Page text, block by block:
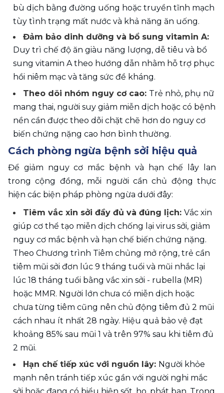
bù dịch bằng đường uống hoặc truyền tĩnh mạch
tùy tình trạng mất nước và khả năng ăn uống.
Duy trì chế độ ăn giàu năng lượng, dễ tiêu và bổ
sung vitamin A theo hướng dẫn nhằm hỗ trợ phục
hồi niêm mạc và tăng sức đề kháng.
Theo dõi nhóm nguy cơ cao: Trẻ nhỏ, phụ nữ
mang thai, người suy giảm miễn dịch hoặc có bệnh
nền cần được theo dõi chặt chẽ hơn do nguy cơ
biến chứng nặng cao hơn bình thường.
Cách phòng ngừa bệnh sởi hiệu quả
Để giảm nguy cơ mắc bệnh và hạn chế lây lan
trong cộng đồng, mỗi người cần chủ động thực
hiện các biện pháp phòng ngừa dưới đây:
Tiêm vắc xin sởi đầy đủ và đúng lịch: Vắc xin
giúp cơ thể tạo miễn dịch chống lại virus sởi, giảm
nguy cơ mắc bệnh và hạn chế biến chứng nặng.
Theo Chương trình Tiêm chủng mở rộng, trẻ cần
tiêm mũi sởi đơn lúc 9 tháng tuổi và mũi nhắc lại
lúc 18 tháng tuổi bằng vắc xin sởi - rubella (MR)
hoặc MMR. Người lớn chưa có miễn dịch hoặc
chưa từng tiêm cũng nên chủ động tiêm đủ 2 mũi
cách nhau ít nhất 28 ngày. Hiệu quả bảo vệ đạt
khoảng 85% sau mũi 1 và trên 97% sau khi tiêm đủ
2 mũi.
Hạn chế tiếp xúc với nguồn lây: Người khỏe
mạnh nên tránh tiếp xúc gần với người nghi mắc